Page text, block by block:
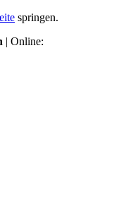
springen.
| Online: